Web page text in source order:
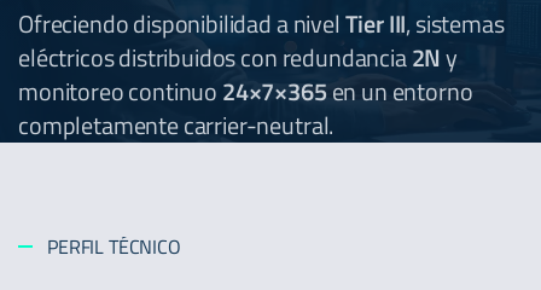
Ofreciendo disponibilidad a nivelTier III, sistemas
eléctricos distribuidos con redundancia2Ny
monitoreo continuo24×7×365en un entorno
completamente carrier-neutral.
PERFIL TÉCNICO